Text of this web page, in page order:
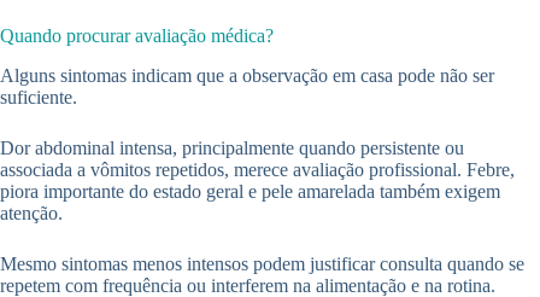
Quando procurar avaliação médica?
Alguns sintomas indicam que a observação em casa pode não ser
suficiente.
Dor abdominal intensa, principalmente quando persistente ou
associada a vômitos repetidos, merece avaliação profissional. Febre,
piora importante do estado geral e pele amarelada também exigem
atenção.
Mesmo sintomas menos intensos podem justificar consulta quando se
repetem com frequência ou interferem na alimentação e na rotina.